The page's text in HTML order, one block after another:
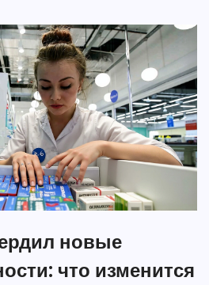
новые
что изменится